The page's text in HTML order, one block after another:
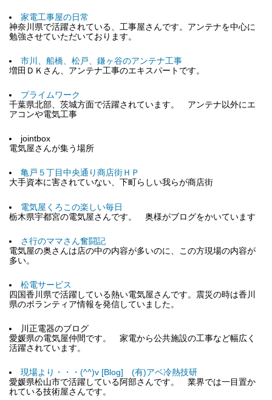
家電工事屋の日常
神奈川県で活躍されている、工事屋さんです。アンテナを中心に
勉強させていただいております。
市川、船橋、松戸、鎌ヶ谷のアンテナ工事
増田ＤＫさん、アンテナ工事のエキスパートです。
プライムワーク
千葉県北部、茨城方面で活躍されています。 アンテナ以外にエ
アコンや電気工事
jointbox
電気屋さんが集う場所
亀戸５丁目中央通り商店街ＨＰ
大手資本に害されていない、下町らしい我らが商店街
電気屋くろこの楽しい毎日
栃木県宇都宮の電気屋さんです。 奥様がブログをかいています
さ行のママさん奮闘記
電気屋の奥さんは店の中の内容が多いのに、この方現場の内容が
多い。
松電サービス
四国香川県で活躍している熱い電気屋さんです。震災の時は香川
県のボランティア情報を発信していました。
川正電器のブログ
愛媛県の電気屋仲間です。 家電から公共施設の工事など幅広く
活躍されています。
現場より・・・(^^)v [Blog] (有)アベ冷熱技研
愛媛県松山市で活躍している阿部さんです。 業界では一目置か
れている技術屋さんです。